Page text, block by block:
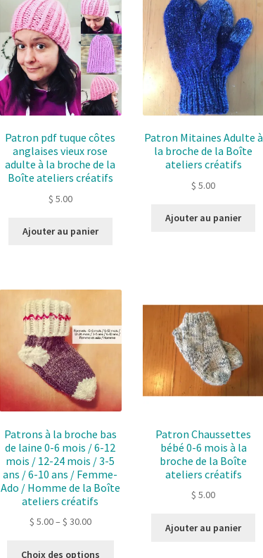
Patron pdf tuque côtes
anglaises vieux rose
adulte à la broche de la
Boîte ateliers créatifs
$ 5.00
Ajouter au panier
Patron Mitaines Adulte à
la broche de la Boîte
ateliers créatifs
$ 5.00
Ajouter au panier
Patrons à la broche bas
de laine 0-6 mois / 6-12
mois / 12-24 mois / 3-5
ans / 6-10 ans / Femme-
Ado / Homme de la Boîte
ateliers créatifs
$ 5.00– $ 30.00
Choix des options
Patron Chaussettes
bébé 0-6 mois à la
broche de la Boîte
ateliers créatifs
$ 5.00
Ajouter au panier